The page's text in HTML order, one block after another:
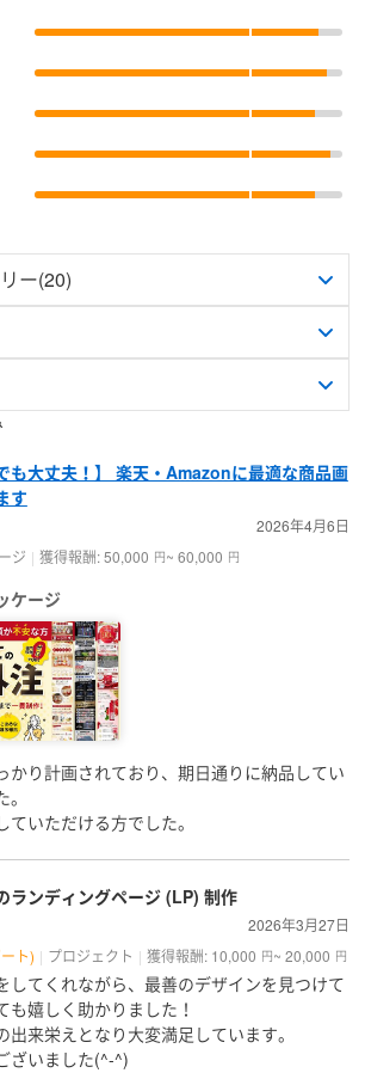
も大丈夫！】 楽天・Amazonに最適な商品画
す
2026年4月6日
ジ 獲得報酬: 50,000 円~ 60,000 円
ケージ
かり計画されており、期日通りに納品してい
ていただける方でした。
ランディングページ (LP) 制作
2026年3月27日
ト)
プロジェクト 獲得報酬: 10,000 円~ 20,000 円
してくれながら、最善のデザインを見つけて
も嬉しく助かりました！
出来栄えとなり大変満足しています。
ざいました(^-^)